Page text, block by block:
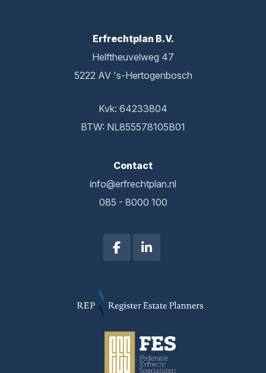
Erfrechtplan B.V.
Helftheuvelweg 47
5222 AV 's-Hertogenbosch
Kvk: 64233804
BTW: NL855578105B01
Contact
info@erfrechtplan.nl
085 - 8000 100